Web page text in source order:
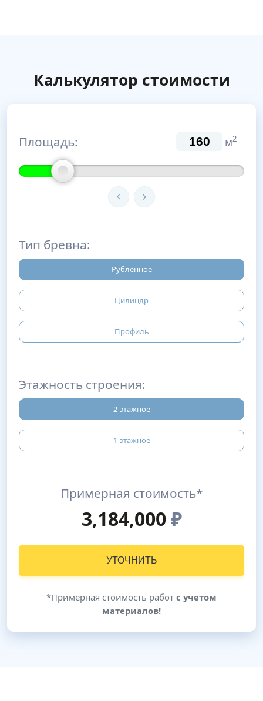
Калькулятор стоимости
Площадь: м2
Тип бревна:
Рубленное
Цилиндр
Профиль
Этажность строения:
2-этажное
1-этажное
Примерная стоимость*
3,184,000₽
УТОЧНИТЬ
*Примерная стоимость работ с учетом
материалов!